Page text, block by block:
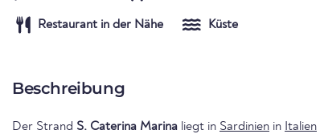
Restaurant in der Nähe Küste
Beschreibung
Der Strand S. Caterina Marina liegt in Sardinien in Italien